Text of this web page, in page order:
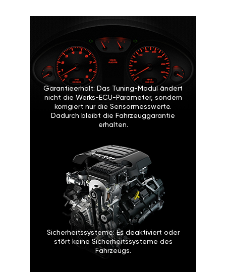
Garantieerhalt: Das Tuning-Modul ändert
nicht die Werks-ECU-Parameter, sondern
korrigiert nur die Sensormesswerte.
Dadurch bleibt die Fahrzeuggarantie
erhalten.
Sicherheitssysteme: Es deaktiviert oder
stört keine Sicherheitssysteme des
Fahrzeugs.